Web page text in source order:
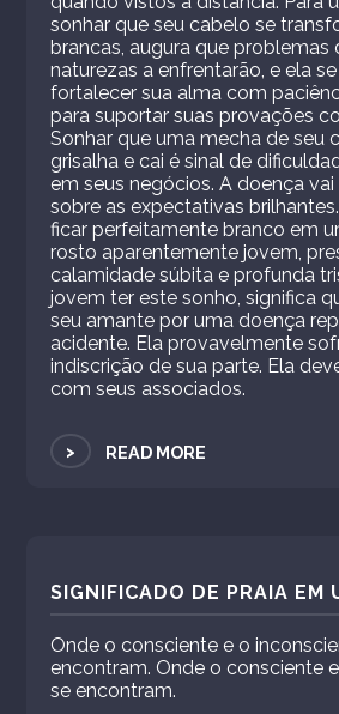
sonhar que seu cabelo se
brancas, augura que problemas
naturezas a enfrentarão, e ela
fortalecer sua alma com
para suportar suas provações
Sonhar que uma mecha de seu
grisalha e cai é sinal de
em seus negócios. A doença
sobre as expectativas
ficar perfeitamente branco em
rosto aparentemente jovem,
calamidade súbita e profunda
jovem ter este sonho, significa
seu amante por uma doença
acidente. Ela provavelmente
indiscrição de sua parte. Ela
com seus associados.
> READ MORE
SIGNIFICADO DE PRAIA EM
Onde o consciente e o
encontram. Onde o consciente
se encontram.